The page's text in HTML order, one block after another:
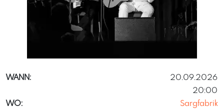
WANN:
20.09.2026
20:00
WO:
Sargfabrik